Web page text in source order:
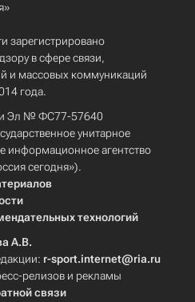
зарегистрировано
в сфере связи,
и массовых коммуникаций
года.
Эл № ФС77-57640
унитарное
информационное агентство
сегодня»).
технологий
А.В.
r-sport.internet@ria.ru
релизов и рекламы
связи